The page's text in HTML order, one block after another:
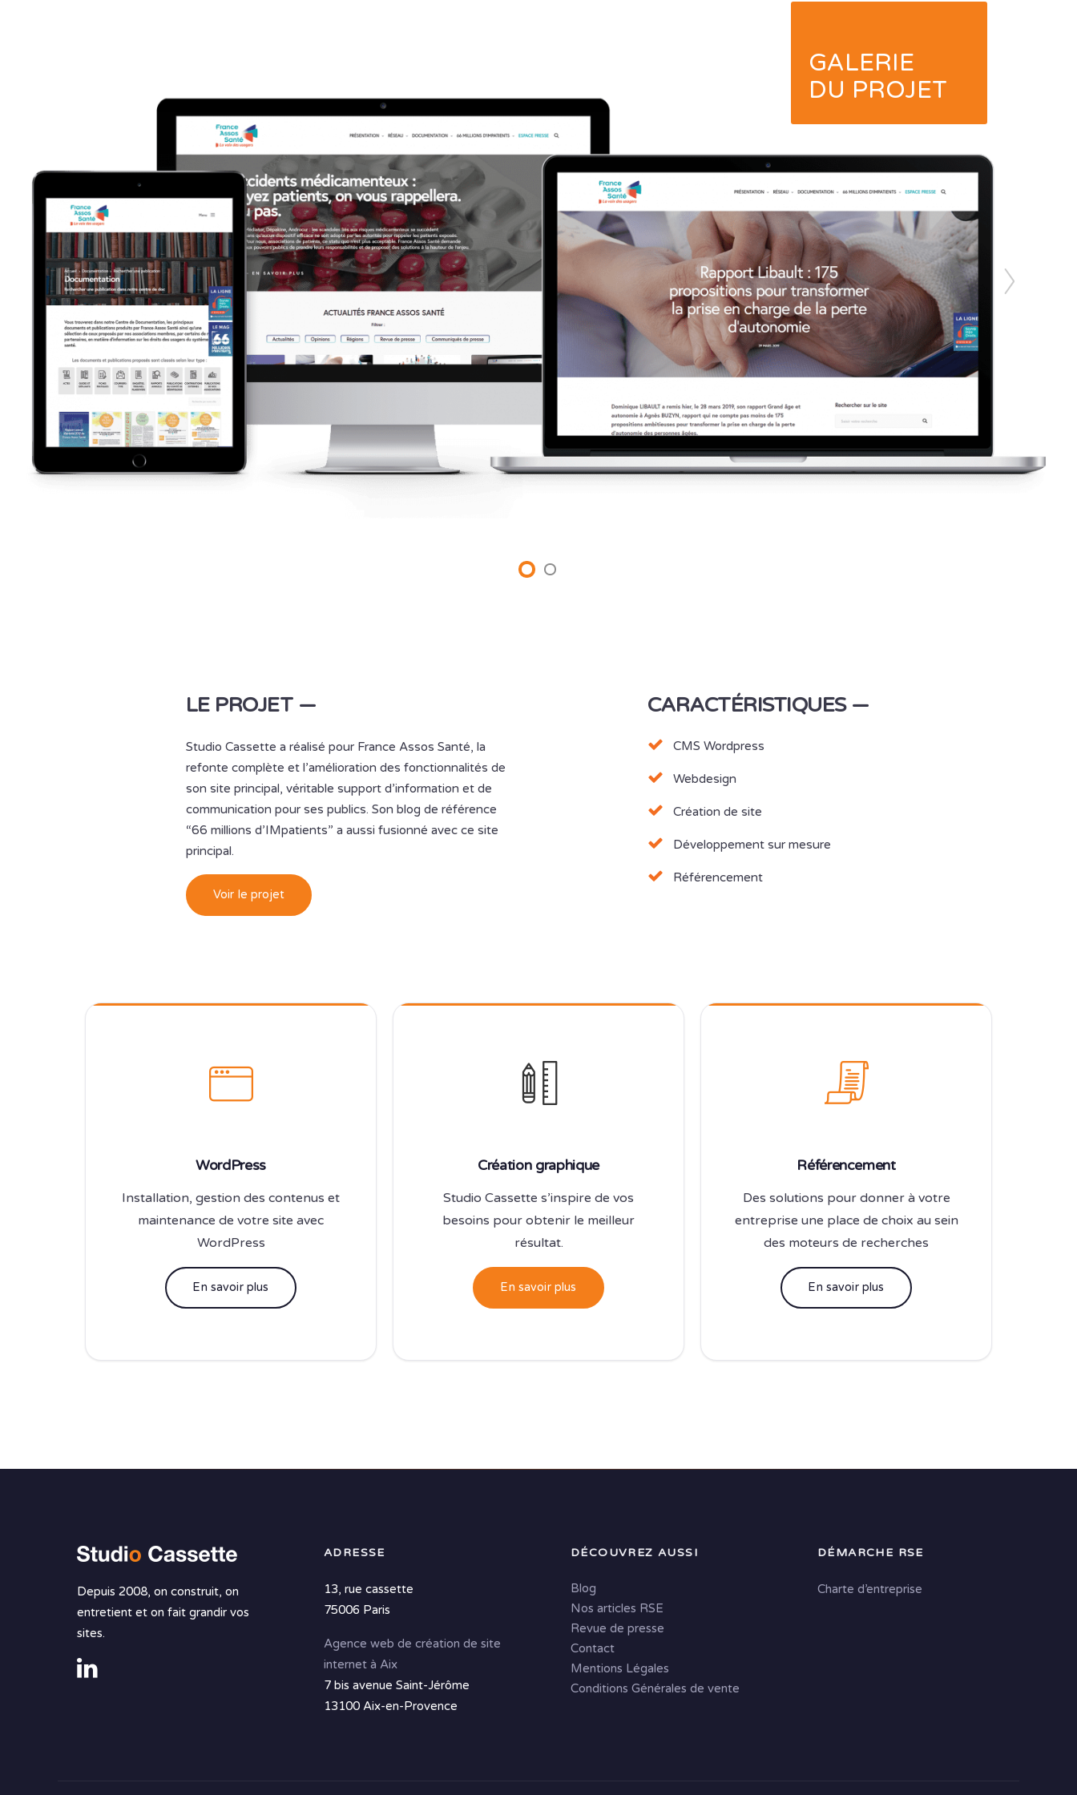
GALERIE
DU PROJET
LE PROJET —
Studio Cassette a réalisé pour France Assos Santé, la
refonte complète et l’amélioration des fonctionnalités de
son site principal, véritable support d’information et de
communication pour ses publics. Son blog de référence
“66 millions d’IMpatients” a aussi fusionné avec ce site
principal.
Voir le projet
CARACTÉRISTIQUES —
CMS Wordpress
Webdesign
Création de site
Développement sur mesure
Référencement
WordPress
Installation, gestion des contenus et
maintenance de votre site avec
WordPress
En savoir plus
Création graphique
Studio Cassette s’inspire de vos
besoins pour obtenir le meilleur
résultat.
En savoir plus
Référencement
Des solutions pour donner à votre
entreprise une place de choix au sein
des moteurs de recherches
En savoir plus
Depuis 2008, on construit, on
entretient et on fait grandir vos
sites.
ADRESSE
13, rue cassette
75006 Paris
Agence web de création de site
internet à Aix
7 bis avenue Saint-Jérôme
13100 Aix-en-Provence
DÉCOUVREZ AUSSI
Blog
Nos articles RSE
Revue de presse
Contact
Mentions Légales
Conditions Générales de vente
DÉMARCHE RSE
Charte d’entreprise